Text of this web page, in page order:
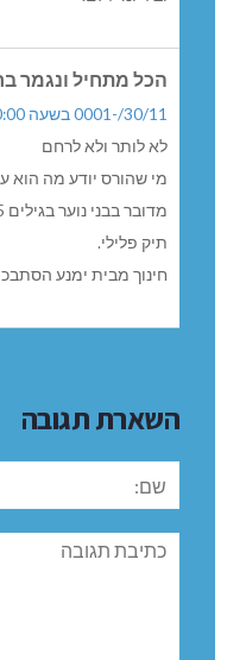
הכל מתחיל ונגמר
30/11/-0001 בשעה 00:00
לא לותר ולא לרחם
מי שהורס יודע מה הוא
תיק פלילי.
חינוך מבית ימנע
השארת תגובה
תגובה